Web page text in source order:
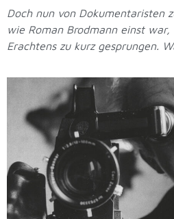
Doch nun von Dokumentaristen
wie Roman Brodmann einst war,
Erachtens zu kurz gesprungen.